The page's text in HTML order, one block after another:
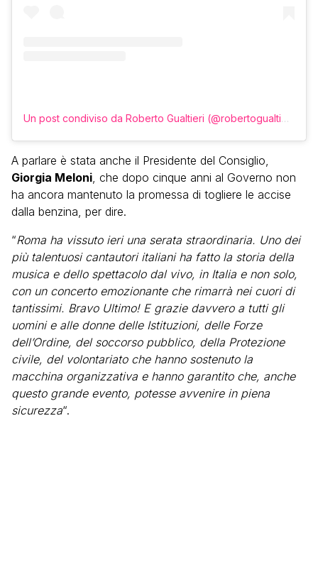
Un post condiviso da Roberto Gualtieri (@robertogualtieri)
A parlare è stata anche il Presidente del Consiglio,
Giorgia Meloni, che dopo cinque anni al Governo non
ha ancora mantenuto la promessa di togliere le accise
dalla benzina, per dire.
“Roma ha vissuto ieri una serata straordinaria. Uno dei
più talentuosi cantautori italiani ha fatto la storia della
musica e dello spettacolo dal vivo, in Italia e non solo,
con un concerto emozionante che rimarrà nei cuori di
tantissimi. Bravo Ultimo! E grazie davvero a tutti gli
uomini e alle donne delle Istituzioni, delle Forze
dell’Ordine, del soccorso pubblico, della Protezione
civile, del volontariato che hanno sostenuto la
macchina organizzativa e hanno garantito che, anche
questo grande evento, potesse avvenire in piena
sicurezza“.